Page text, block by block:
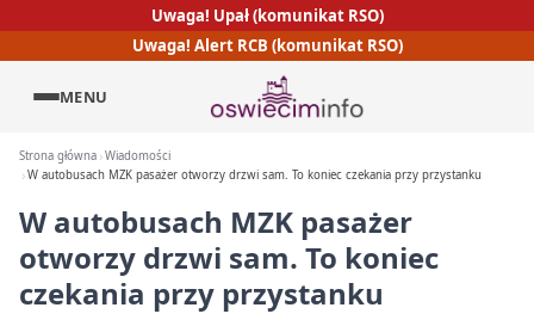
Uwaga! Upał (komunikat RSO)
Uwaga! Alert RCB (komunikat RSO)
MENU
Strona główna Wiadomości
W autobusach MZK pasażer otworzy drzwi sam. To koniec czekania przy przystanku
W autobusach MZK pasażer
otworzy drzwi sam. To koniec
czekania przy przystanku